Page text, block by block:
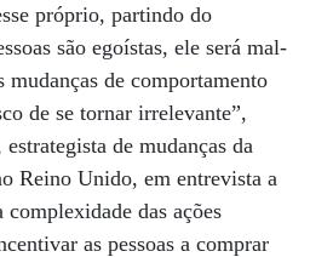
próprio, partindo do
são egoístas, ele será mal-
mudanças de comportamento
de se tornar irrelevante”,
de mudanças da
Reino Unido, em entrevista a
das ações
as pessoas a comprar